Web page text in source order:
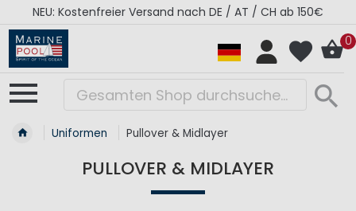
NEU: Kostenfreier Versand nach DE / AT / CH ab 150€
0
Uniformen Pullover & Midlayer
PULLOVER & MIDLAYER